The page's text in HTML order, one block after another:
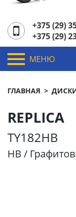
+375 (29)
+375 (29)
МЕНЮ
ГЛАВНАЯ
REPLICA
TY182HB
HB /